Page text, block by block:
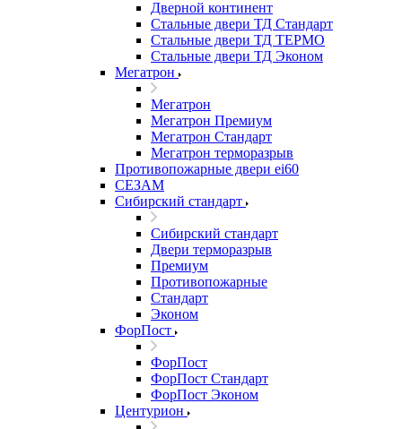
Дверной континент
Стальные двери ТД Стандарт
Стальные двери ТД ТЕРМО
Стальные двери ТД Эконом
Мегатрон
Мегатрон
Мегатрон Премиум
Мегатрон Стандарт
Мегатрон терморазрыв
Противопожарные двери ei60
СЕЗАМ
Сибирский стандарт
Сибирский стандарт
Двери терморазрыв
Премиум
Противопожарные
Стандарт
Эконом
ФорПост
ФорПост
ФорПост Стандарт
ФорПост Эконом
Центурион